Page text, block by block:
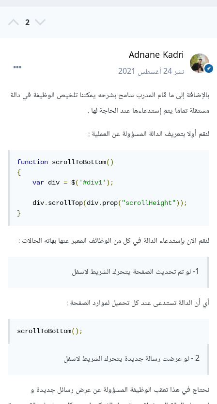
2
Adnane Kadri
نشر24 أغسطس 2021
بالإضافة إلى ما قام المدرب سامح بشرحه يمكننا تلخيص الوظيفة في دالة
مستقلة تماما يتم إستدعاءها عند الحاجة لها .
لنقم أولا بتعريف الدالة المسؤولة عن العملية :
function scrollToBottom()
{
var div = $('#div1');
    div
.scrollTop(div.prop("scrollHeight"));
}
لنقم الان بإستدعاء الدالة في كل من الوظائف المعبر عنها بهاته الحالات :
1- لو تم تحديث الصفحة يتحرك الشريط لاسفل
أي أن الدالة تستدعى عند كل تحميل لموارد الصفحة :
scrollToBottom();
2 - لو عرضت رسالة جديدة يتحرك الشريط لاسفل
نحتاج في هذا تعقب الوظيفة المسؤولة عن عرض رسائل جديدة و